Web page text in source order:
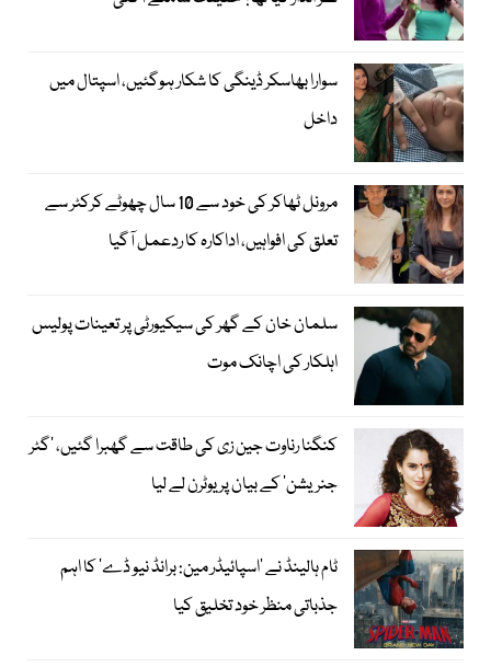
سوارا بھاسکر ڈینگی کا شکار ہوگئیں، اسپتال میں
داخل
مرونل ٹھاکر کی خود سے 10 سال چھوٹے کرکٹر سے
تعلق کی افواہیں، اداکارہ کا ردعمل آگیا
سلمان خان کے گھر کی سیکیورٹی پر تعینات پولیس
اہلکار کی اچانک موت
کنگنا رناوت جین زی کی طاقت سے گھبرا گئیں، ’گٹر
جنریشن‘ کے بیان پر یوٹرن لے لیا
ٹام ہالینڈ نے ’اسپائیڈر مین: برانڈ نیو ڈے‘ کا اہم
جذباتی منظر خود تخلیق کیا